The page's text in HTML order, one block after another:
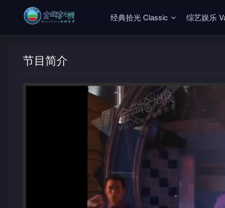
经典拾光 Classic 综艺娱乐
节目简介